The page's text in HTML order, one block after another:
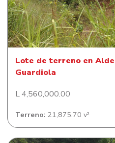
Lote de terreno en
Lote de terreno en
Guardiola
L 4,560,000.00
Terreno: 21,875.70 v²